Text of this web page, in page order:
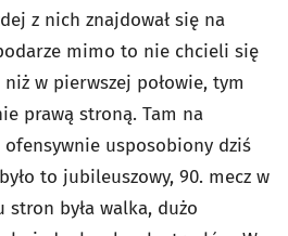
z nich znajdował się na
mimo to nie chcieli się
w pierwszej połowie, tym
prawą stroną. Tam na
ofensywnie usposobiony dziś
to jubileuszowy, 90. mecz w
stron była walka, dużo